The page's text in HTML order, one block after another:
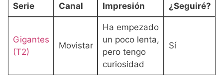
Serie Canal Impresión ¿Seguiré?
Gigantes
(T2)
Movistar
Ha empezado
un poco lenta,
pero tengo
curiosidad
Sí